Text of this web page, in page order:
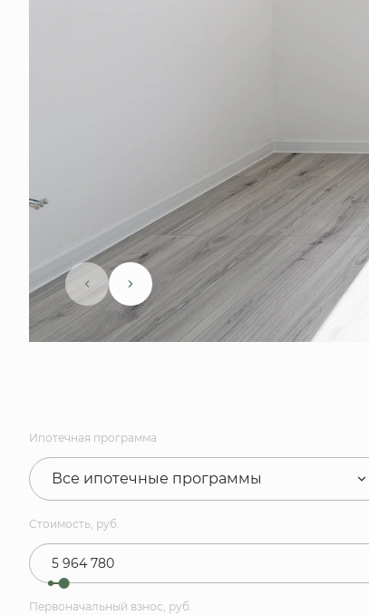
Ипотечная программа
Все ипотечные программы
Стоимость, руб.
Первоначальный взнос, руб.